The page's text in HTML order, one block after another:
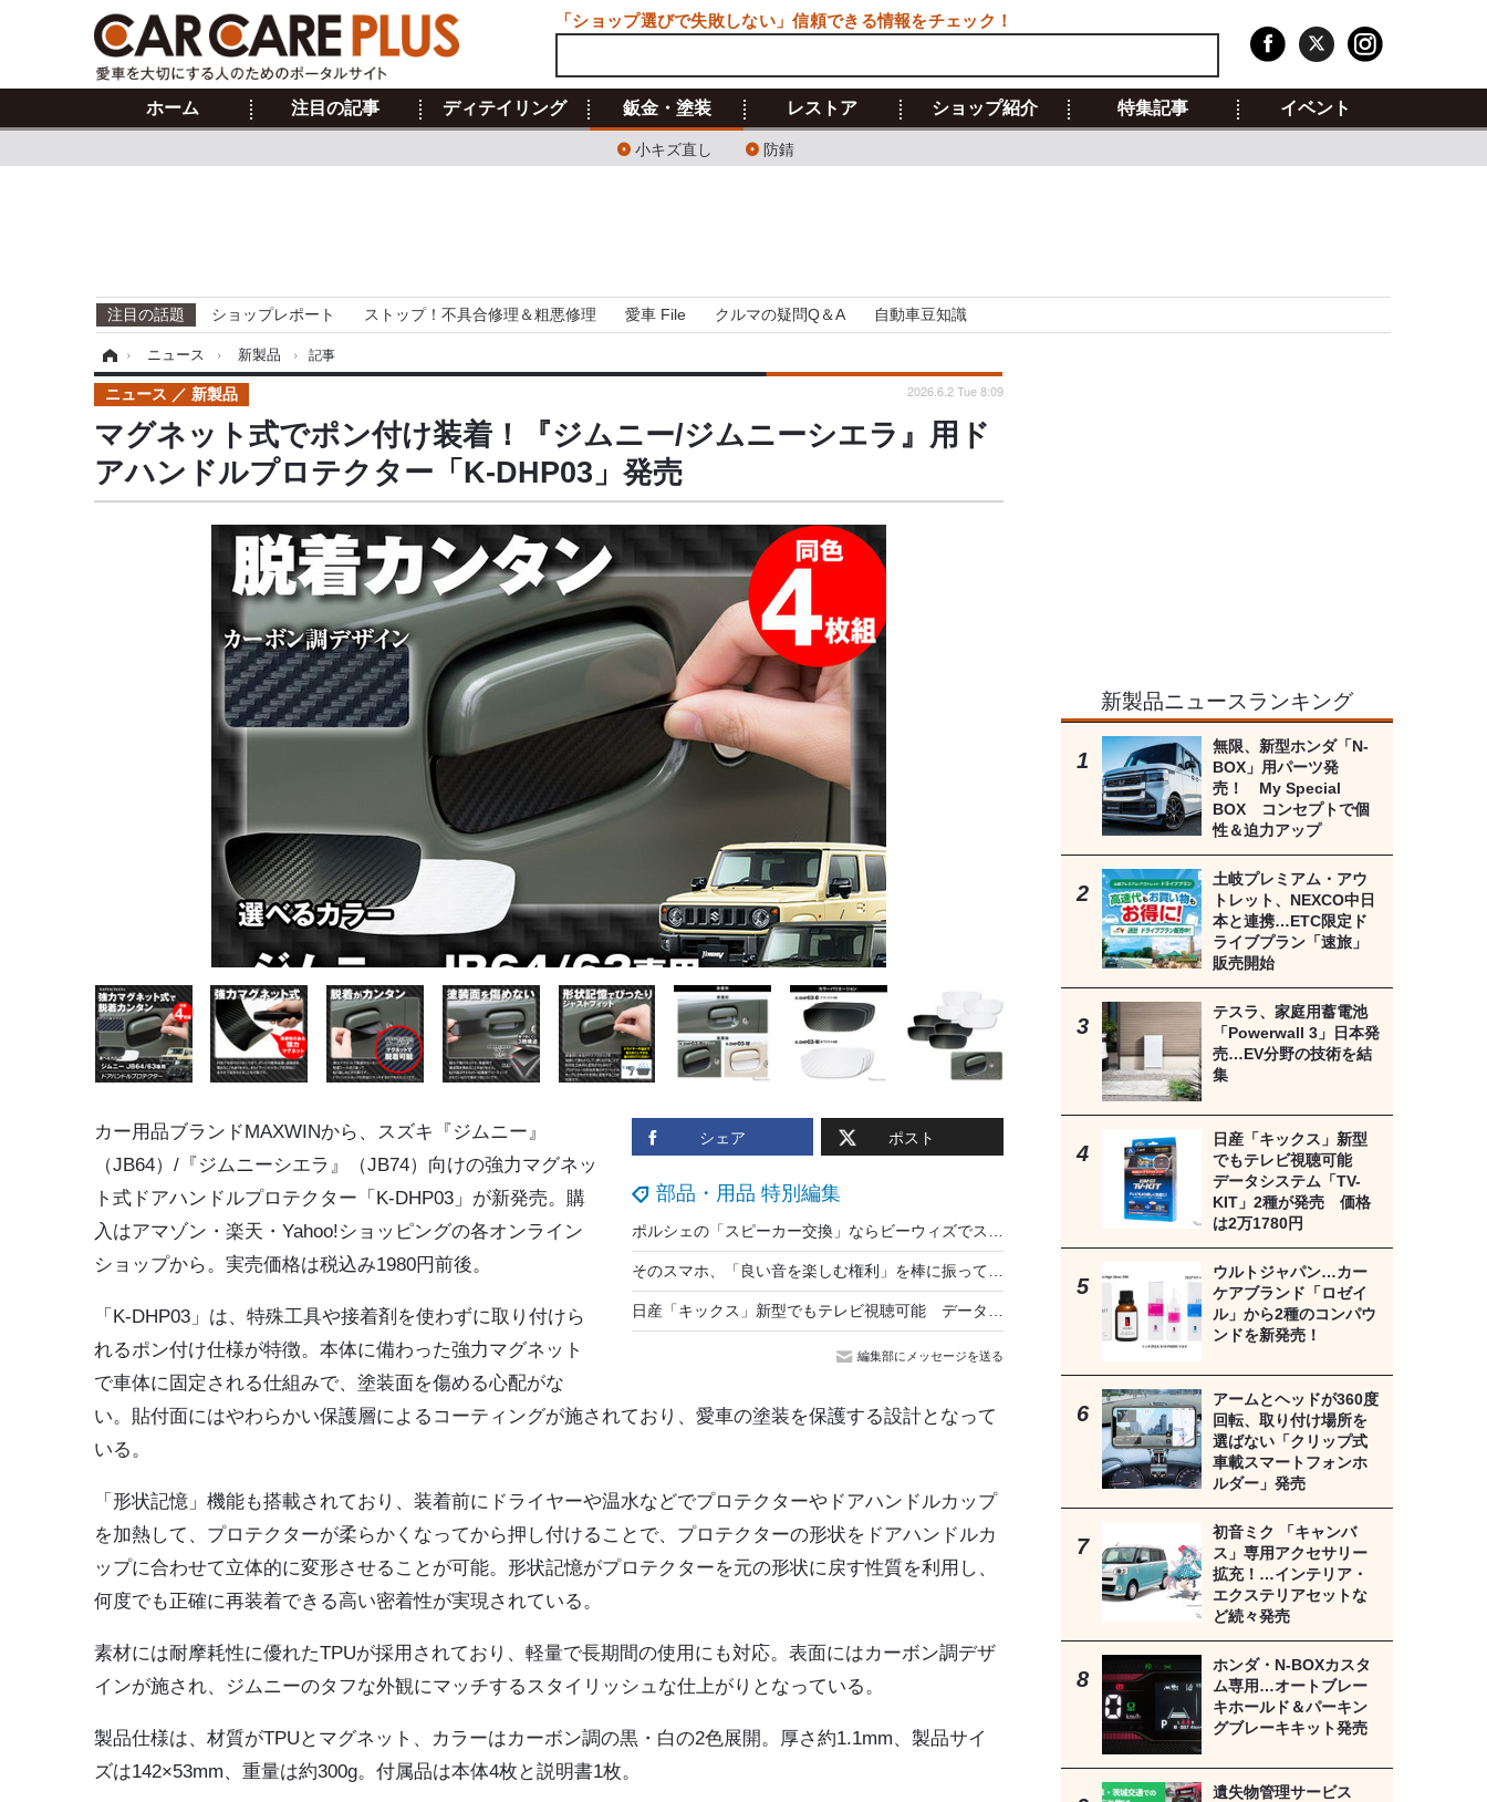
ホーム 注目の記事 ディテイリング 鈑金・塗装
小キズ直し 防錆
レストア ショップ紹介 特集記事 イベント
注目の話題 ショップレポート ストップ！不具合修理＆粗悪修理 愛車 File クルマの疑問Q＆A 自動車豆知識
› ニュース › 新製品 › 記事
マグネット式でポン付け装着！『ジムニー/ジムニーシエラ』用ド
アハンドルプロテクター「K-DHP03」発売
ニュース 新製品 2026.6.2 Tue 8:09
シェア ポスト
部品・用品 特別編集
編集部にメッセージを送る
カー用品ブランドMAXWINから、スズキ『ジムニー』
（JB64）/『ジムニーシエラ』（JB74）向けの強力マグネッ
ト式ドアハンドルプロテクター「K-DHP03」 が新発売。購
入はアマゾン・楽天・Yahoo!ショッピングの各オンライン
ショップから。実売価格は税込み1980円前後。
「K-DHP03」は、特殊工具や接着剤を使わずに取り付けら
れるポン付け仕様が特徴。本体に備わった強力マグネット
で車体に固定される仕組みで、塗装面を傷める心配がな
い。貼付面にはやわらかい保護層によるコーティングが施されており、愛車の塗装を保護する設計となって
いる。
「形状記憶」機能も搭載されており、装着前にドライヤーや温水などでプロテクターやドアハンドルカップ
を加熱して、プロテクターが柔らかくなってから押し付けることで、プロテクターの形状をドアハンドルカ
ップに合わせて立体的に変形させることが可能。形状記憶がプロテクターを元の形状に戻す性質を利用し、
何度でも正確に再装着できる高い密着性が実現されている。
素材には耐摩耗性に優れたTPUが採用されており、軽量で長期間の使用にも対応。表面にはカーボン調デザ
インが施され、ジムニーのタフな外観にマッチするスタイリッシュな仕上がりとなっている。
製品仕様は、材質がTPUとマグネット、カラーはカーボン調の黒・白の2色展開。厚さ約1.1mm、製品サイ
ズは142×53mm、重量は約300g。付属品は本体4枚と説明書1枚。
新製品ニュースランキング
無限、新型ホンダ「N-
BOX」用パーツ発
売！ My Special
BOX コンセプトで個
性＆迫力アップ
土岐プレミアム・アウ
トレット、NEXCO中日
本と連携…ETC限定ド
ライブプラン「速旅」
販売開始
テスラ、家庭用蓄電池
「Powerwall 3」日本発
売…EV分野の技術を結
集
日産「キックス」新型
でもテレビ視聴可能
データシステム「TV-
KIT」2種が発売 価格
は2万1780円
ウルトジャパン…カー
ケアブランド「ロゼイ
ル」から2種のコンパウ
ンドを新発売！
アームとヘッドが360度
回転、取り付け場所を
選ばない「クリップ式
車載スマートフォンホ
ルダー」発売
初音ミク 「キャンバ
ス」専用アクセサリー
拡充！…インテリア・
エクステリアセットな
ど続々発売
ホンダ・N-BOXカスタ
ム専用…オートブレー
キホールド＆パーキン
グブレーキキット発売
遺失物管理サービス
「ショップ選びで失敗しない」信頼できる情報をチェック！